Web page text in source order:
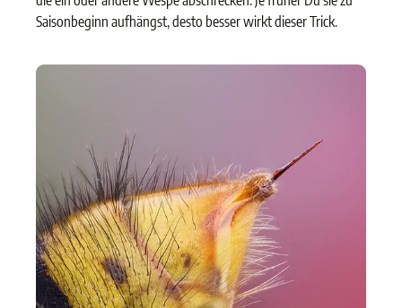
Saisonbeginn aufhängst, desto besser wirkt dieser Trick.